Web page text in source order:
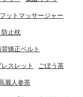
フットマッサージャー
防止枕
背矯正ベルト
スレット ごぼう茶
麗人参茶